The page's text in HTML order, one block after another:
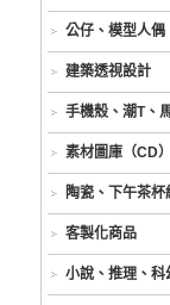
公仔、模型人偶
建築透視設計
手機殼、潮T、
素材圖庫（CD）
陶瓷、下午茶杯
客製化商品
小說、推理、科